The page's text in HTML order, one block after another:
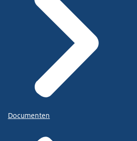
Documenten